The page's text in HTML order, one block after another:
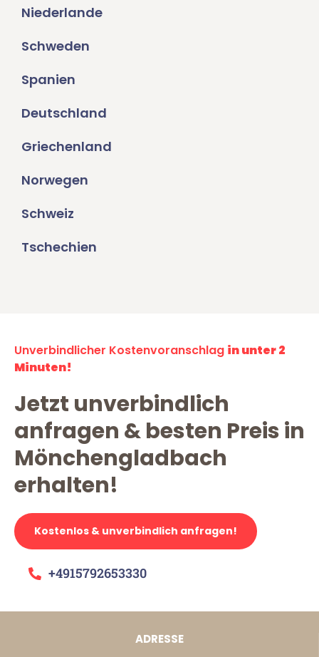
Niederlande
Schweden
Spanien
Deutschland
Griechenland
Norwegen
Schweiz
Tschechien
Unverbindlicher Kostenvoranschlag in unter 2
Minuten!
Jetzt unverbindlich
anfragen & besten Preis in
Mönchengladbach
erhalten!
Kostenlos & unverbindlich anfragen!
+4915792653330
ADRESSE